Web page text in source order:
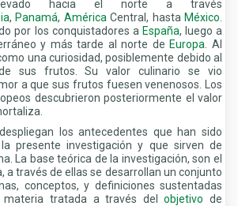
hacia el norte a través
,Panamá, América Central, hastaMéxico
por los conquistadores a España, luego a
y más tarde al norte deEuropa . Al
una curiosidad, posiblemente debido al
sus frutos. Su valor culinario se vio
a que sus frutos fuesen venenosos. Los
descubrieron posteriormente el valor
los antecedentes que han sido
presente investigación y que sirven de
La base teórica de la investigación, son el
a través de ellas se desarrollan un conjunto
conceptos, y definiciones sustentadas
materia tratada a través delobjetivo de